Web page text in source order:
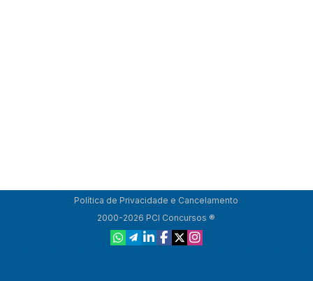
Política de Privacidade e Cancelamento
2000-2026 PCI Concursos ®